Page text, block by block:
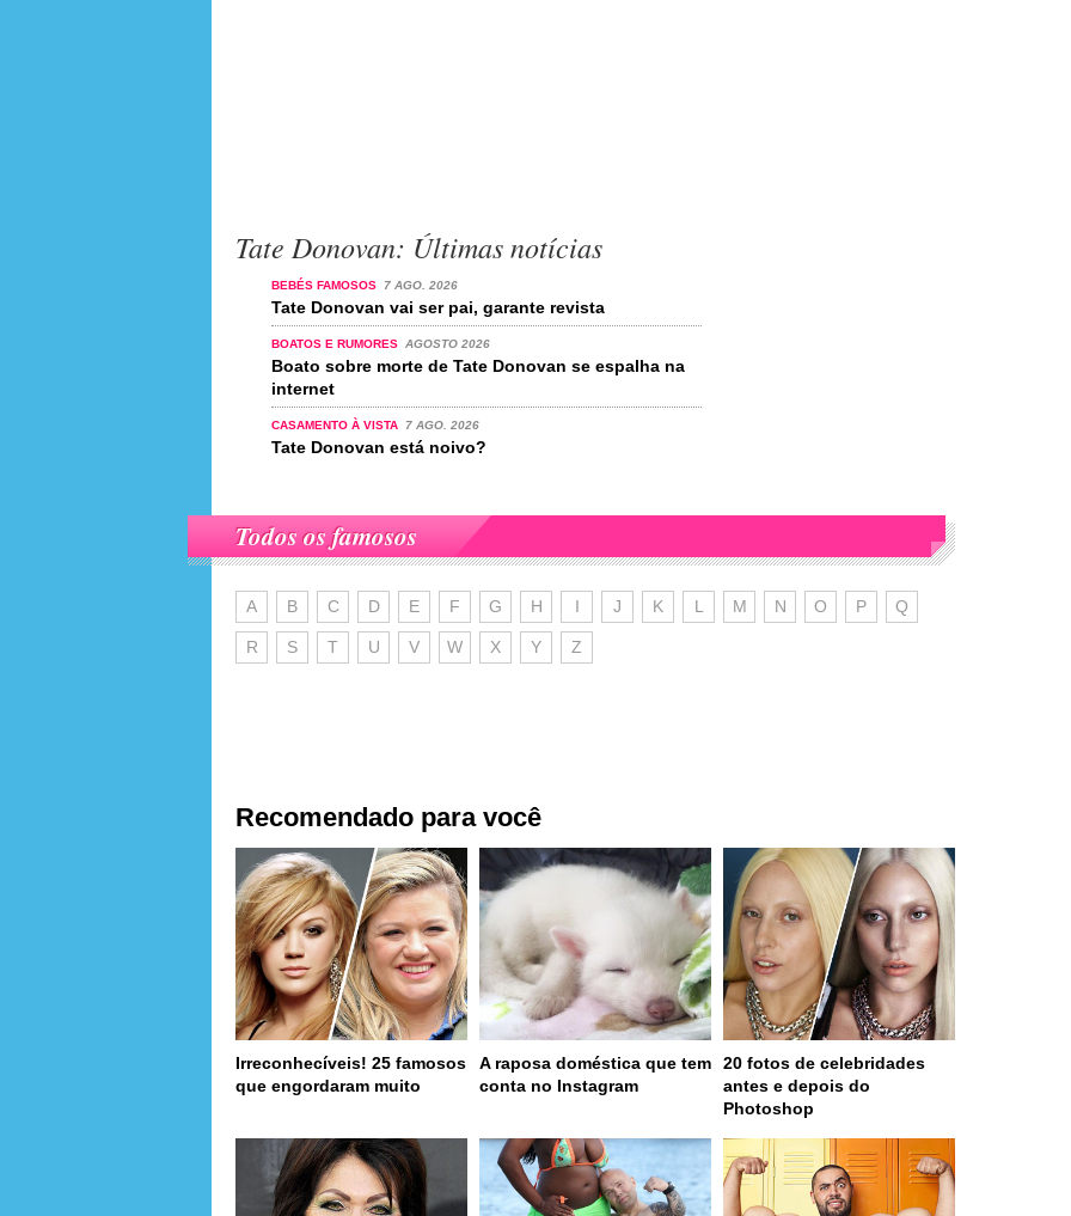
Tate Donovan: Últimas notícias
BEBÉS FAMOSOS 7 AGO. 2026
Tate Donovan vai ser pai, garante revista
BOATOS E RUMORES AGOSTO 2026
Boato sobre morte de Tate Donovan se espalha na
internet
CASAMENTO À VISTA 7 AGO. 2026
Tate Donovan está noivo?
Todos os famosos
A B C D E F G H I J K L M N O P Q
R S T U V W X Y Z
Recomendado para você
Irreconhecíveis! 25 famosos
que engordaram muito
A raposa doméstica que tem
conta no Instagram
20 fotos de celebridades
antes e depois do
Photoshop